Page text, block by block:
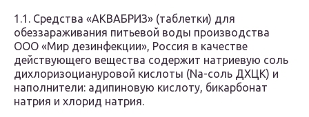
1.1. Средства «АКВАБРИЗ» (таблетки) для
обеззараживания питьевой воды производства
ООО «Мир дезинфекции», Россия в качестве
действующего вещества содержит натриевую соль
дихлоризоциануровой кислоты (Nа-соль ДХЦК) и
наполнители: адипиновую кислоту, бикарбонат
натрия и хлорид натрия.